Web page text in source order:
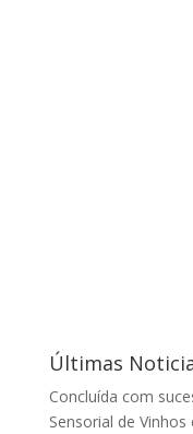
Últimas
Concluída com
Sensorial de